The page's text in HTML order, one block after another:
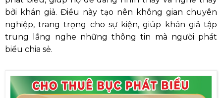
bởi khán giả. Điều này tạo nên không gian chuyên
nghiệp, trang trọng cho sự kiện, giúp khán giả tập
trung lắng nghe những thông tin mà người phát
biểu chia sẻ.